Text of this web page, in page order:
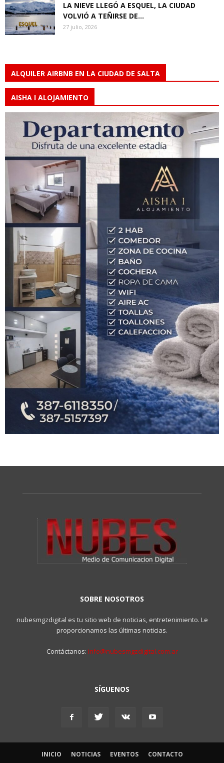
LA NIEVE LLEGÓ A ESQUEL, LA CIUDAD
VOLVIÓ A TEÑIRSE DE...
27 julio, 2026
ALQUILER AIRBNB EN LA CIUDAD DE SALTA
AISHA I ALOJAMIENTO
SOBRE NOSOTROS
nubesmgzdigital es tu sitio web de noticias, entretenimiento. Le
proporcionamos las últimas noticias.
Contáctanos: info@nubesmgzdigital.com.ar
SÍGUENOS
INICIO NOTICIAS EVENTOS CONTACTO